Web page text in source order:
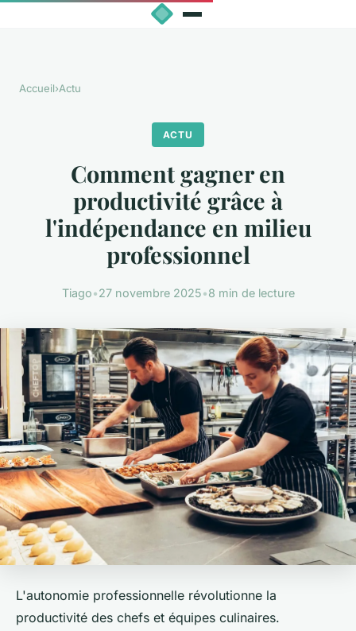
Accueil›Actu
ACTU
Comment gagner en
productivité grâce à
l'indépendance en milieu
professionnel
Tiago•27 novembre 2025•8 min de lecture
L'autonomie professionnelle révolutionne la
productivité des chefs et équipes culinaires.